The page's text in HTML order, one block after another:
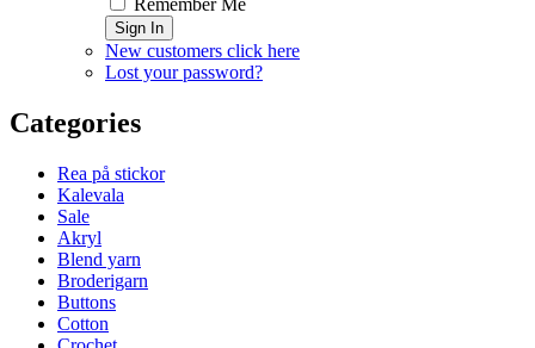
Remember Me
Sign In
New customers click here
Lost your password?
Categories
Rea på stickor
Kalevala
Sale
Akryl
Blend yarn
Broderigarn
Buttons
Cotton